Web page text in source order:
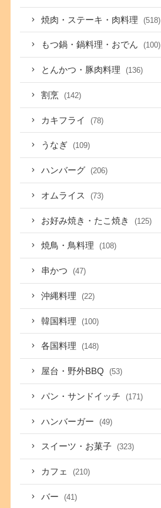
焼肉・ステーキ・肉料理 (518)
もつ鍋・鍋料理・おでん (100)
とんかつ・豚肉料理 (136)
割烹 (142)
カキフライ (78)
うなぎ (109)
ハンバーグ (206)
オムライス (73)
お好み焼き・たこ焼き (125)
焼鳥・鳥料理 (108)
串かつ (47)
沖縄料理 (22)
韓国料理 (100)
各国料理 (148)
屋台・野外BBQ (53)
パン・サンドイッチ (171)
ハンバーガー (49)
スイーツ・お菓子 (323)
カフェ (210)
バー (41)